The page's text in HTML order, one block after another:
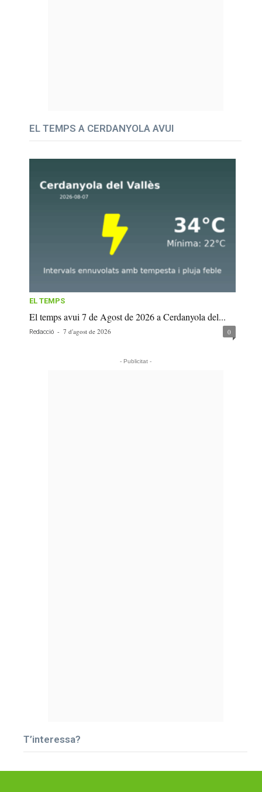
EL TEMPS A CERDANYOLA AVUI
EL TEMPS
El temps avui 7 de Agost de 2026 a Cerdanyola del...
Redacció - 7 d'agost de 2026 0
- Publicitat -
T’interessa?